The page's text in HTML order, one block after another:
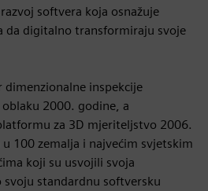
softvera koja osnažuje
da digitalno transformiraju svoje
inspekcije
2000. godine, a
za 3D mjeriteljstvo 2006.
100 zemalja i najvećim svjetskim
koji su usvojili svoja
svoju standardnu softversku